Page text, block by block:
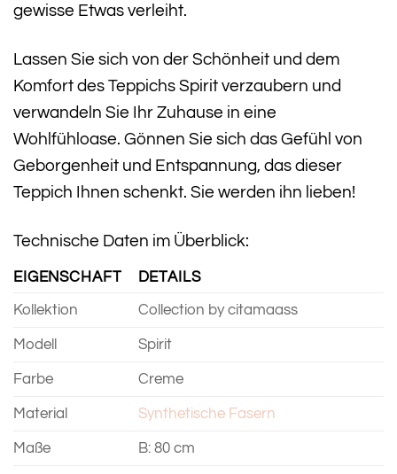
gewisse Etwas verleiht.
Lassen Sie sich von der Schönheit und dem
Komfort des Teppichs Spirit verzaubern und
verwandeln Sie Ihr Zuhause in eine
Wohlfühloase. Gönnen Sie sich das Gefühl von
Geborgenheit und Entspannung, das dieser
Teppich Ihnen schenkt. Sie werden ihn lieben!
Technische Daten im Überblick:
EIGENSCHAFT DETAILS
Kollektion Collection by citamaass
Modell Spirit
Farbe Creme
Material Synthetische Fasern
Maße B: 80 cm